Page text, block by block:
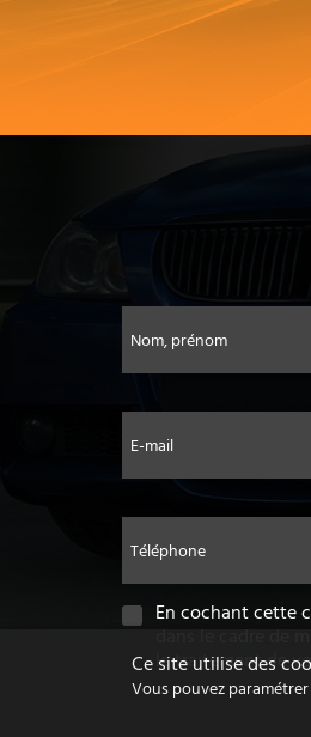
Nom, prénom
E-mail
Téléphone
En cochant cette
dans le cadre de
le traitement de
Ce site utilise des
Vous pouvez